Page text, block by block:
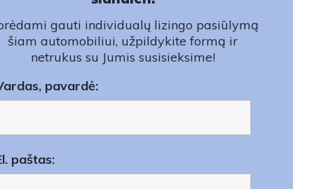
gauti individualų lizingo pasiūlymą
šiam automobiliui, užpildykite formą ir
netrukus su Jumis susisieksime!
pavardė:
paštas: